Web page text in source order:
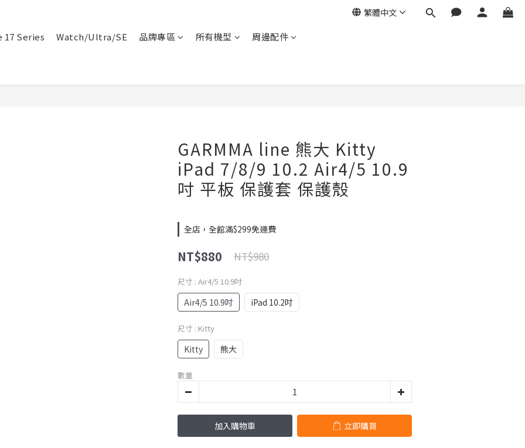
繁體中文
17 Series Watch/Ultra/SE 品牌專區 所有機型 周邊配件
GARMMA line 熊大 Kitty
iPad 7/8/9 10.2 Air4/5 10.9
吋 平板 保護套 保護殼
全店，全館滿$299免運費
NT$880 NT$980
尺寸 : Air4/5 10.9吋
Air4/5 10.9吋 iPad 10.2吋
尺寸 : Kitty
Kitty 熊大
數量
加入購物車 立即購買